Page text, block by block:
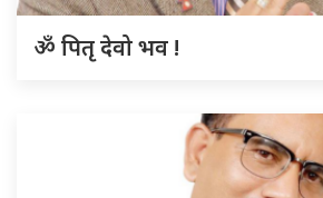
ॐ पितृ देवो भव !